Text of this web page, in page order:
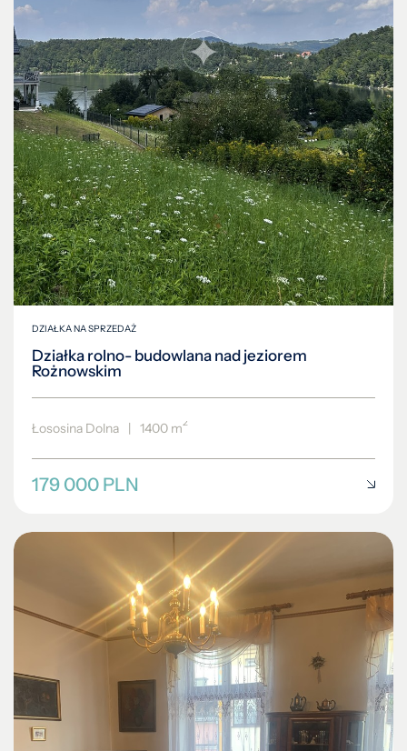
DZIAŁKA NA SPRZEDAŻ
Działka rolno- budowlana nad jeziorem
Rożnowskim
Łososina Dolna | 1400 m2
179 000 PLN